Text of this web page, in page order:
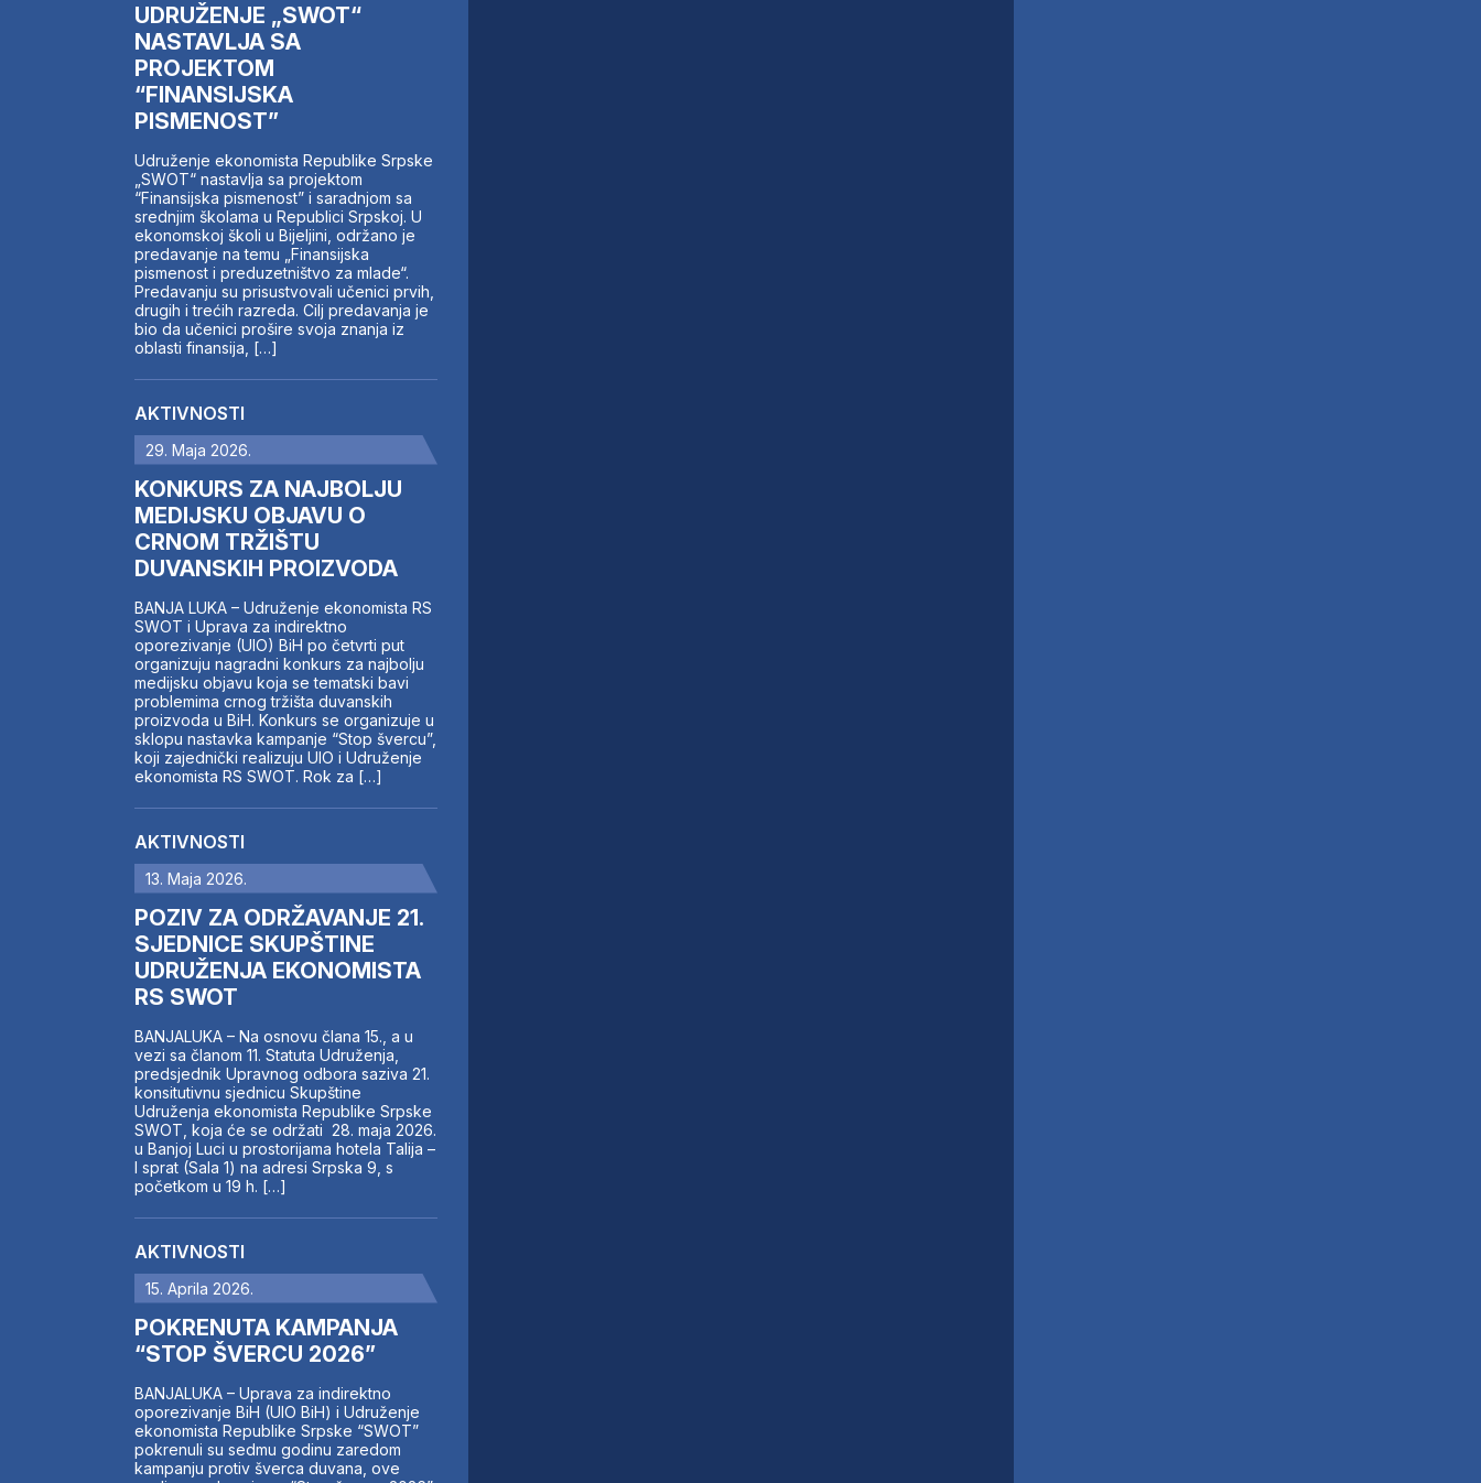
UDRUŽENJE „SWOT“
NASTAVLJA SA
PROJEKTOM
“FINANSIJSKA
PISMENOST”
Udruženje ekonomista Republike Srpske
„SWOT“ nastavlja sa projektom
“Finansijska pismenost” i saradnjom sa
srednjim školama u Republici Srpskoj. U
ekonomskoj školi u Bijeljini, održano je
predavanje na temu „Finansijska
pismenost i preduzetništvo za mlade“.
Predavanju su prisustvovali učenici prvih,
drugih i trećih razreda. Cilj predavanja je
bio da učenici prošire svoja znanja iz
oblasti finansija, […]
AKTIVNOSTI
29. Maja 2026.
KONKURS ZA NAJBOLJU
MEDIJSKU OBJAVU O
CRNOM TRŽIŠTU
DUVANSKIH PROIZVODA
BANJA LUKA – Udruženje ekonomista RS
SWOT i Uprava za indirektno
oporezivanje (UIO) BiH po četvrti put
organizuju nagradni konkurs za najbolju
medijsku objavu koja se tematski bavi
problemima crnog tržišta duvanskih
proizvoda u BiH. Konkurs se organizuje u
sklopu nastavka kampanje “Stop švercu”,
koji zajednički realizuju UIO i Udruženje
ekonomista RS SWOT. Rok za […]
AKTIVNOSTI
13. Maja 2026.
POZIV ZA ODRŽAVANJE 21.
SJEDNICE SKUPŠTINE
UDRUŽENJA EKONOMISTA
RS SWOT
BANJALUKA – Na osnovu člana 15., a u
vezi sa članom 11. Statuta Udruženja,
predsjednik Upravnog odbora saziva 21.
konsitutivnu sjednicu Skupštine
Udruženja ekonomista Republike Srpske
SWOT, koja će se održati 28. maja 2026.
u Banjoj Luci u prostorijama hotela Talija –
I sprat (Sala 1) na adresi Srpska 9, s
početkom u 19 h. […]
AKTIVNOSTI
15. Aprila 2026.
POKRENUTA KAMPANJA
“STOP ŠVERCU 2026”
BANJALUKA – Uprava za indirektno
oporezivanje BiH (UIO BiH) i Udruženje
ekonomista Republike Srpske “SWOT”
pokrenuli su sedmu godinu zaredom
kampanju protiv šverca duvana, ove